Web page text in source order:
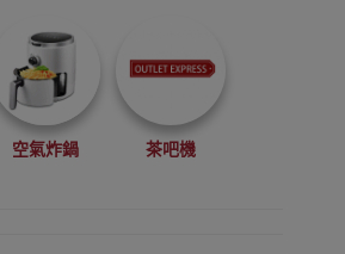
空氣炸鍋 茶吧機